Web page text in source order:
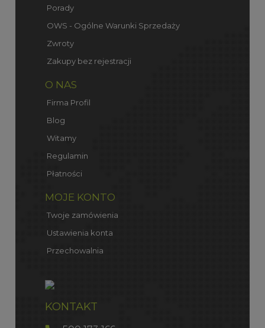
Porady
OWS - Ogólne Warunki Sprzedaży
Zwroty
Zakupy bez rejestracji
O NAS
Firma Profil
Blog
Witamy
Regulamin
Płatności
MOJE KONTO
Twoje zamówienia
Ustawienia konta
Przechowalnia
KONTAKT